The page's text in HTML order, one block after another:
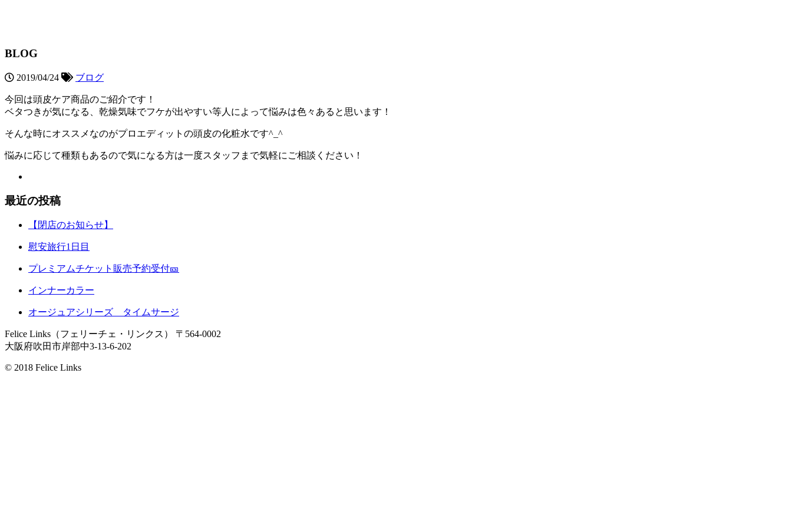
BLOG
2019/04/24 ブログ
今回は頭皮ケア商品のご紹介です！
ベタつきが気になる、乾燥気味でフケが出やすい等人によって悩みは色々あると思います！
そんな時にオススメなのがプロエディットの頭皮の化粧水です^_^
悩みに応じて種類もあるので気になる方は一度スタッフまで気軽にご相談ください！
最近の投稿
【閉店のお知らせ】
慰安旅行1日目
プレミアムチケット販売予約受付🎫
インナーカラー
オージュアシリーズ タイムサージ
Felice Links（フェリーチェ・リンクス）
〒564-0002
大阪府吹田市岸部中3-13-6-202
© 2018 Felice Links